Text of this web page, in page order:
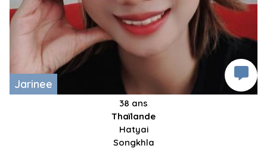
Jarinee
38 ans
Thaïlande
Hatyai
Songkhla